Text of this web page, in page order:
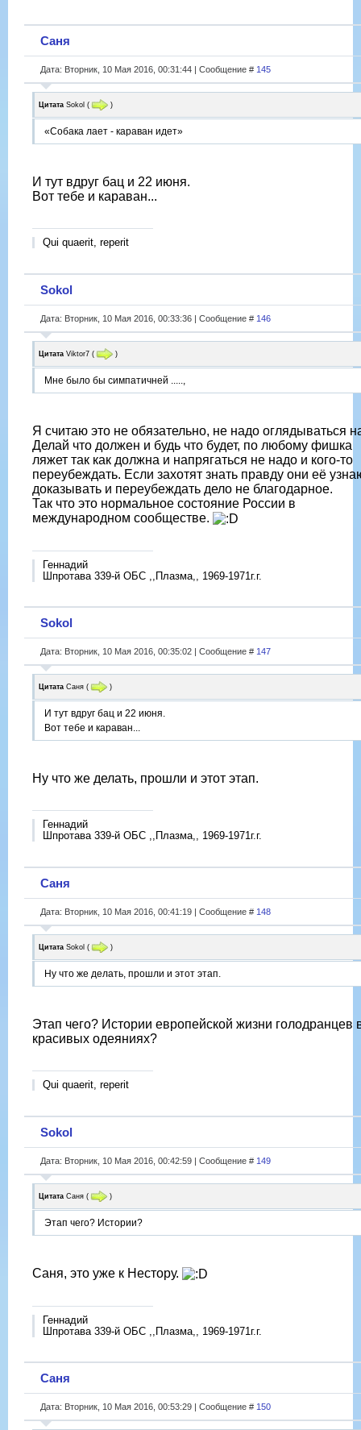
Саня
Дата: Вторник, 10 Мая 2016, 00:31:44 | Сообщение # 145
Цитата Sokol ( )
«Собака лает - караван идет»
И тут вдруг бац и 22 июня.
Вот тебе и караван...
Qui quaerit, reperit
Sokol
Дата: Вторник, 10 Мая 2016, 00:33:36 | Сообщение # 146
Цитата Viktor7 ( )
Мне было бы симпатичней .....,
Я считаю это не обязательно, не надо оглядываться
Делай что должен и будь что будет, по любому фишка
ляжет так как должна и напрягаться не надо и кого-то
переубеждать. Если захотят знать правду они её
доказывать и переубеждать дело не благодарное.
Так что это нормальное состояние России в
международном сообществе.
Геннадий
Шпротава 339-й ОБС ,,Плазма,, 1969-1971г.г.
Sokol
Дата: Вторник, 10 Мая 2016, 00:35:02 | Сообщение # 147
Цитата Саня ( )
И тут вдруг бац и 22 июня.
Вот тебе и караван...
Ну что же делать, прошли и этот этап.
Геннадий
Шпротава 339-й ОБС ,,Плазма,, 1969-1971г.г.
Саня
Дата: Вторник, 10 Мая 2016, 00:41:19 | Сообщение # 148
Цитата Sokol ( )
Ну что же делать, прошли и этот этап.
Этап чего? Истории европейской жизни голодранцев
красивых одеяниях?
Qui quaerit, reperit
Sokol
Дата: Вторник, 10 Мая 2016, 00:42:59 | Сообщение # 149
Цитата Саня ( )
Этап чего? Истории?
Саня, это уже к Нестору.
Геннадий
Шпротава 339-й ОБС ,,Плазма,, 1969-1971г.г.
Саня
Дата: Вторник, 10 Мая 2016, 00:53:29 | Сообщение # 150